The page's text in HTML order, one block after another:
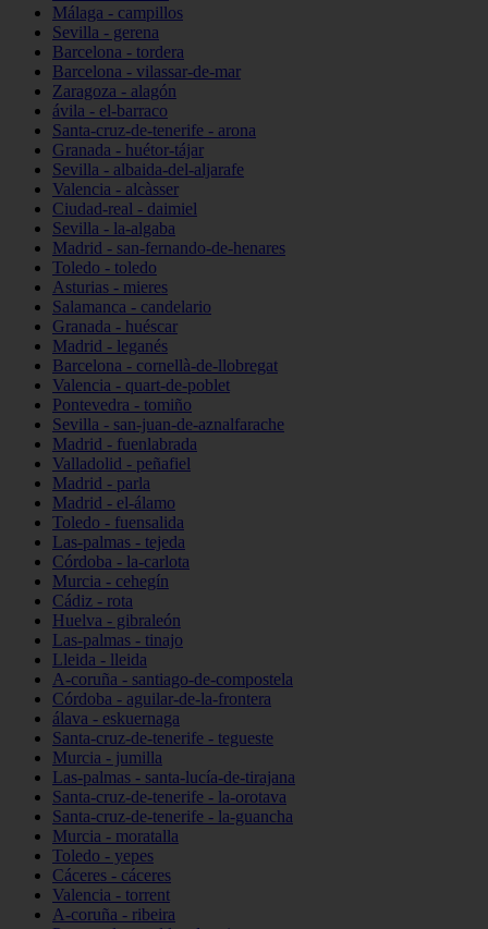
Málaga - campillos
Sevilla - gerena
Barcelona - tordera
Barcelona - vilassar-de-mar
Zaragoza - alagón
ávila - el-barraco
Santa-cruz-de-tenerife - arona
Granada - huétor-tájar
Sevilla - albaida-del-aljarafe
Valencia - alcàsser
Ciudad-real - daimiel
Sevilla - la-algaba
Madrid - san-fernando-de-henares
Toledo - toledo
Asturias - mieres
Salamanca - candelario
Granada - huéscar
Madrid - leganés
Barcelona - cornellà-de-llobregat
Valencia - quart-de-poblet
Pontevedra - tomiño
Sevilla - san-juan-de-aznalfarache
Madrid - fuenlabrada
Valladolid - peñafiel
Madrid - parla
Madrid - el-álamo
Toledo - fuensalida
Las-palmas - tejeda
Córdoba - la-carlota
Murcia - cehegín
Cádiz - rota
Huelva - gibraleón
Las-palmas - tinajo
Lleida - lleida
A-coruña - santiago-de-compostela
Córdoba - aguilar-de-la-frontera
álava - eskuernaga
Santa-cruz-de-tenerife - tegueste
Murcia - jumilla
Las-palmas - santa-lucía-de-tirajana
Santa-cruz-de-tenerife - la-orotava
Santa-cruz-de-tenerife - la-guancha
Murcia - moratalla
Toledo - yepes
Cáceres - cáceres
Valencia - torrent
A-coruña - ribeira